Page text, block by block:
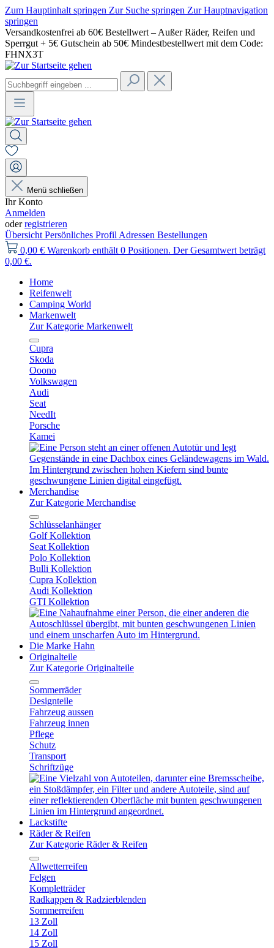
Zum Hauptinhalt springen Zur Suche springen Zur Hauptnavigation
springen
Versandkostenfrei ab 60€ Bestellwert – Außer Räder, Reifen und
Sperrgut + 5€ Gutschein ab 50€ Mindestbestellwert mit dem Code:
FHNX3T
Menü schließen
Ihr Konto
Anmelden
oderregistrieren
Übersicht Persönliches Profil Adressen Bestellungen
0,00 € Warenkorb enthält 0 Positionen. Der Gesamtwert beträgt
0,00 €.
Home
Reifenwelt
Camping World
Markenwelt
Zur Kategorie Markenwelt
Cupra
Skoda
Ooono
Volkswagen
Audi
Seat
NeedIt
Porsche
Kamei
Merchandise
Zur Kategorie Merchandise
Schlüsselanhänger
Golf Kollektion
Seat Kollektion
Polo Kollektion
Bulli Kollektion
Cupra Kollektion
Audi Kollektion
GTI Kollektion
Die Marke Hahn
Originalteile
Zur Kategorie Originalteile
Sommerräder
Designteile
Fahrzeug aussen
Fahrzeug innen
Pflege
Schutz
Transport
Schriftzüge
Lackstifte
Räder & Reifen
Zur Kategorie Räder & Reifen
Allwetterreifen
Felgen
Kompletträder
Radkappen & Radzierblenden
Sommerreifen
13 Zoll
14 Zoll
15 Zoll